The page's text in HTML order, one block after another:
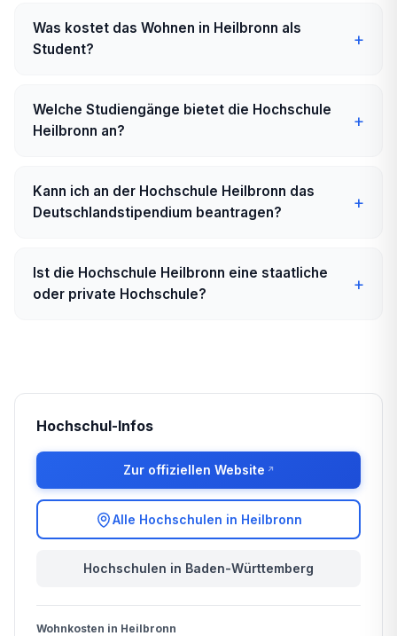
Was kostet das Wohnen in Heilbronn als
Student?
Welche Studiengänge bietet die Hochschule
Heilbronn an?
Kann ich an der Hochschule Heilbronn das
Deutschlandstipendium beantragen?
Ist die Hochschule Heilbronn eine staatliche
oder private Hochschule?
Hochschul-Infos
Zur offiziellen Website
Alle Hochschulen in Heilbronn
Hochschulen in Baden-Württemberg
Wohnkosten in Heilbronn